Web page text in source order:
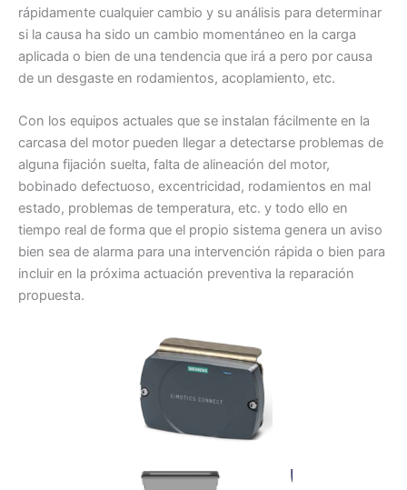
rápidamente cualquier cambio y su análisis para determinar
si la causa ha sido un cambio momentáneo en la carga
aplicada o bien de una tendencia que irá a pero por causa
de un desgaste en rodamientos, acoplamiento, etc.
Con los equipos actuales que se instalan fácilmente en la
carcasa del motor pueden llegar a detectarse problemas de
alguna fijación suelta, falta de alineación del motor,
bobinado defectuoso, excentricidad, rodamientos en mal
estado, problemas de temperatura, etc. y todo ello en
tiempo real de forma que el propio sistema genera un aviso
bien sea de alarma para una intervención rápida o bien para
incluir en la próxima actuación preventiva la reparación
propuesta.